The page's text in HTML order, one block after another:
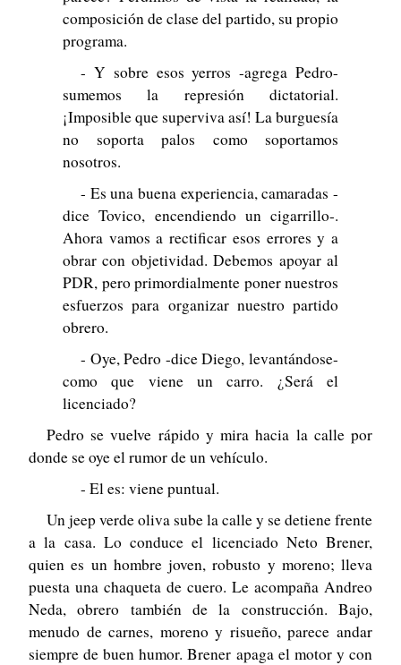
composición de clase del partido, su propio
programa.
- Y sobre esos yerros -agrega Pedro-
sumemos la represión dictatorial.
¡Imposible que superviva así! La burguesía
no soporta palos como soportamos
nosotros.
- Es una buena experiencia, camaradas -
dice Tovico, encendiendo un cigarrillo-.
Ahora vamos a rectificar esos errores y a
obrar con objetividad. Debemos apoyar al
PDR, pero primordialmente poner nuestros
esfuerzos para organizar nuestro partido
obrero.
- Oye, Pedro -dice Diego, levantándose-
como que viene un carro. ¿Será el
licenciado?
Pedro se vuelve rápido y mira hacia la calle por
donde se oye el rumor de un vehículo.
- El es: viene puntual.
Un jeep verde oliva sube la calle y se detiene frente
a la casa. Lo conduce el licenciado Neto Brener,
quien es un hombre joven, robusto y moreno; lleva
puesta una chaqueta de cuero. Le acompaña Andreo
Neda, obrero también de la construcción. Bajo,
menudo de carnes, moreno y risueño, parece andar
siempre de buen humor. Brener apaga el motor y con